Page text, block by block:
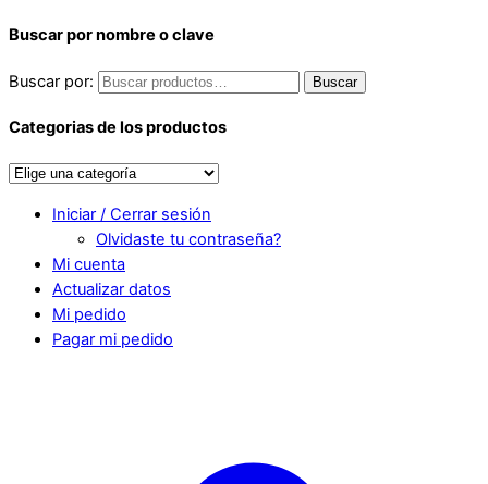
Buscar por nombre o clave
Buscar por: Buscar
Categorias de los productos
Iniciar / Cerrar sesión
Olvidaste tu contraseña?
Mi cuenta
Actualizar datos
Mi pedido
Pagar mi pedido